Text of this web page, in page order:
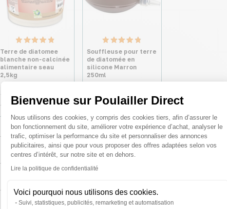
Bienvenue sur Poulailler Direct
Plateforme de Gestion du
Nous utilisons des cookies, y compris des cookies tiers, afin d’assurer le
bon fonctionnement du site, améliorer votre expérience d’achat, analyser le
trafic, optimiser la performance du site et personnaliser des annonces
publicitaires, ainsi que pour vous proposer des offres adaptées selon vos
centres d’intérêt, sur notre site et en dehors.
Lire la politique de confidentialité
Voici pourquoi nous utilisons des cookies.
Suivi, statistiques, publicités, remarketing et automatisation
Axeptio consent
Terre de diatomee
blanche non-calcinée
alimentaire seau
2,5kg
19,90 €
7,96 €/kg
Souffleuse pour terre
de diatomée en
silicone Marron
250ml
7,30 €